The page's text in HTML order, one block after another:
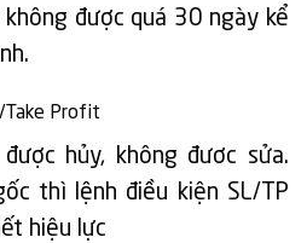
được quá 30 ngày kể
Take Profit
hủy, không đươc sửa.
thì lệnh điều kiện SL/TP
hiệu lực